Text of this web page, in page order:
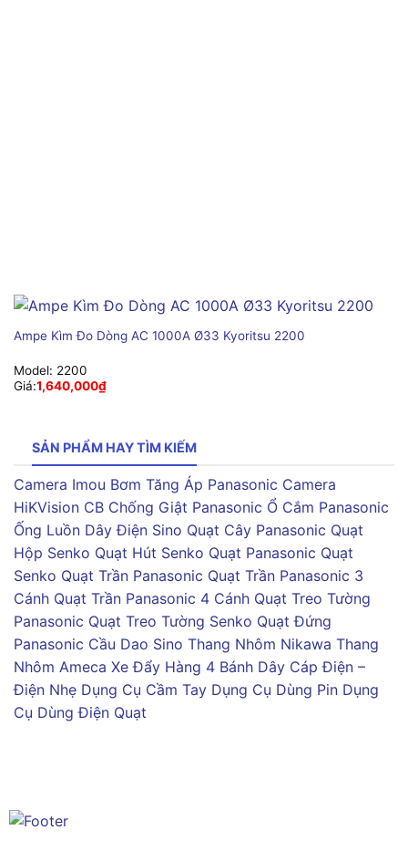
Ampe Kìm Đo Dòng AC 1000A Ø33 Kyoritsu 2200
Model: 2200
Giá:1,640,000₫
SẢN PHẨM HAY TÌM KIẾM
Camera Imou Bơm Tăng Áp Panasonic Camera
HiKVision CB Chống Giật Panasonic Ổ Cắm Panasonic
Ống Luồn Dây Điện Sino Quạt Cây Panasonic Quạt
Hộp Senko Quạt Hút Senko Quạt Panasonic Quạt
Senko Quạt Trần Panasonic Quạt Trần Panasonic 3
Cánh Quạt Trần Panasonic 4 Cánh Quạt Treo Tường
Panasonic Quạt Treo Tường Senko Quạt Đứng
Panasonic Cầu Dao Sino Thang Nhôm Nikawa Thang
Nhôm Ameca Xe Đẩy Hàng 4 Bánh Dây Cáp Điện –
Điện Nhẹ Dụng Cụ Cầm Tay Dụng Cụ Dùng Pin Dụng
Cụ Dùng Điện Quạt